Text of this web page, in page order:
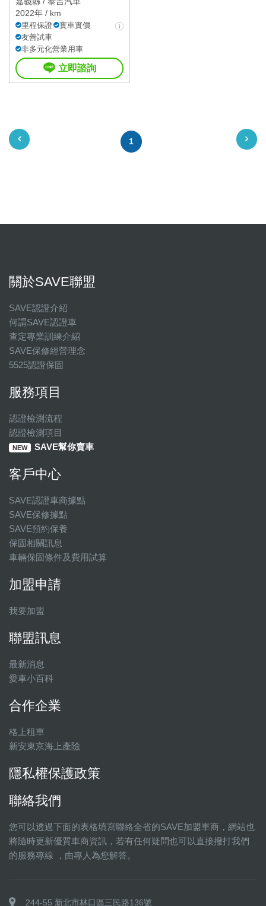
2022年 / km
里程保證
實車實價
友善試車
非多元化營業用車
立即諮詢
1
關於SAVE聯盟
SAVE認證介紹
何謂SAVE認證車
查定專業訓練介紹
SAVE保修經營理念
5525認證保固
服務項目
認證檢測流程
認證檢測項目
NEW SAVE幫你賣車
客戶中心
SAVE認證車商據點
SAVE保修據點
SAVE預約保養
保固相關訊息
車輛保固條件及費用試算
加盟申請
我要加盟
聯盟訊息
最新消息
愛車小百科
合作企業
格上租車
新安東京海上產險
隱私權保護政策
聯絡我們
您可以透過下面的表格填寫聯絡全省的SAVE加盟車商，網站也
將隨時更新優質車商資訊，若有任何疑問也可以直接撥打我們
的服務專線 ，由專人為您解答。
244-55 新北市林口區三民路136號